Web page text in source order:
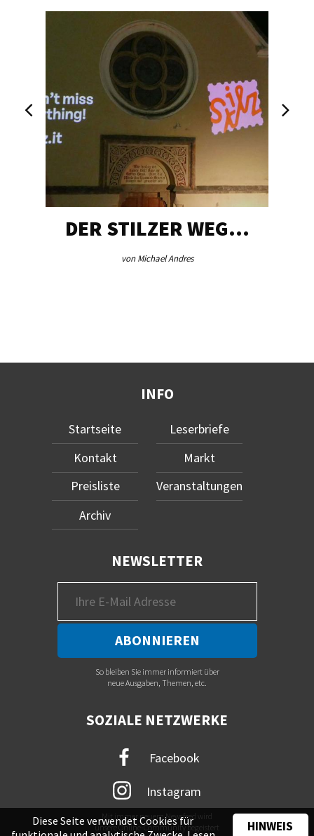
DER STILZER WEG…
von Michael Andres
INFO
Startseite
Kontakt
Preisliste
Archiv
Leserbriefe
Markt
Veranstaltungen
NEWSLETTER
So bleiben Sie immer informiert über
neue Ausgaben, Themen, etc.
SOZIALE NETZWERKE
Facebook
Instagram
Mit immer neuem Newsfeed wird
unsere Online-Community begeistert
Diese Seite verwendet Cookies für
HINWEIS